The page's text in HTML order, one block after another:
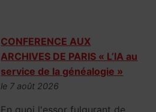
CONFERENCE AUX
ARCHIVES DE PARIS « L’IA au
service de la généalogie »
le 7 août 2026